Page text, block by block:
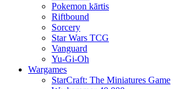
Pokemon kārtis
Riftbound
Sorcery
Star Wars TCG
Vanguard
Yu-Gi-Oh
Wargames
StarCraft: The Miniatures Game